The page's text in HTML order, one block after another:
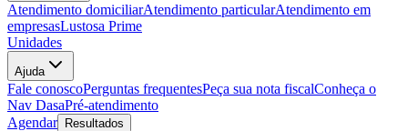
Atendimento domiciliarAtendimento particularAtendimento em
empresasLustosa Prime
Unidades
Ajuda
Fale conoscoPerguntas frequentesPeça sua nota fiscalConheça o
Nav DasaPré-atendimento
Agendar
Resultados